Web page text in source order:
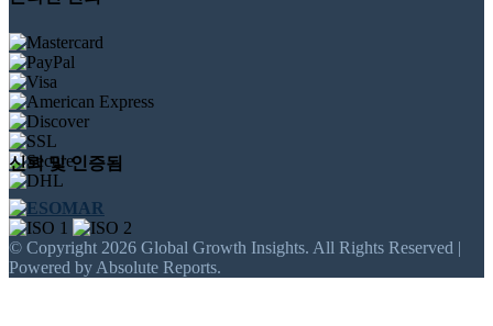
신뢰 및 인증됨
© Copyright 2026 Global Growth Insights. All Rights Reserved |
Powered by Absolute Reports.